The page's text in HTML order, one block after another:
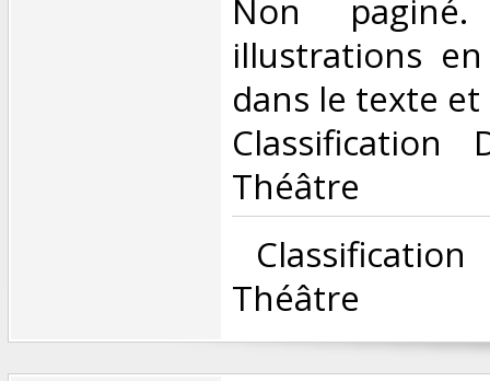
Non paginé.
illustrations
dans le texte
Classification
Théâtre‎
Théâtre‎